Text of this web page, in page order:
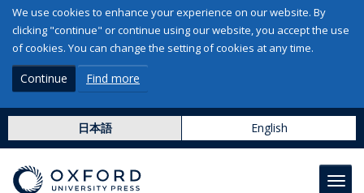
We use cookies to enhance your experience on our website. By
clicking "continue" or continue using our website, you accept the use
of cookies. You can change the setting of cookies at any time.
Continue Find more
日本語 English